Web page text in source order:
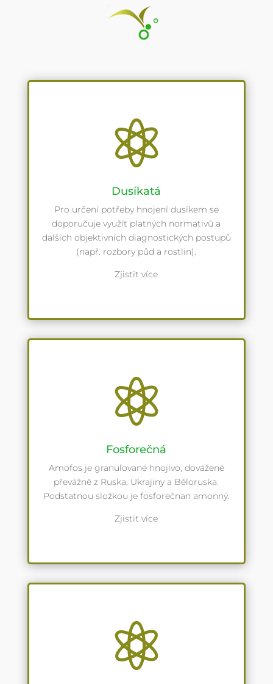

Dusíkatá
Pro určení potřeby hnojení dusíkem se
doporučuje využít platných normativů a
dalších objektivních diagnostických postupů
(např. rozbory půd a rostlin).
Zjistit více

Fosforečná
Amofos je granulované hnojivo, dovážené
převážně z Ruska, Ukrajiny a Běloruska.
Podstatnou složkou je fosforečnan amonný.
Zjistit více
